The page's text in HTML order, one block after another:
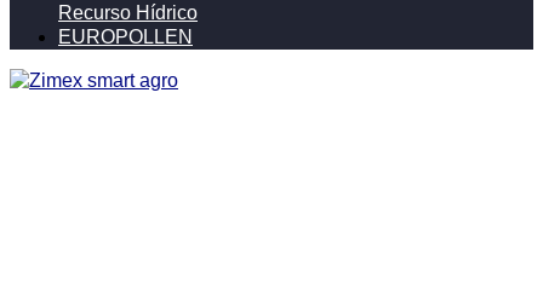
Recurso Hídrico
EUROPOLLEN